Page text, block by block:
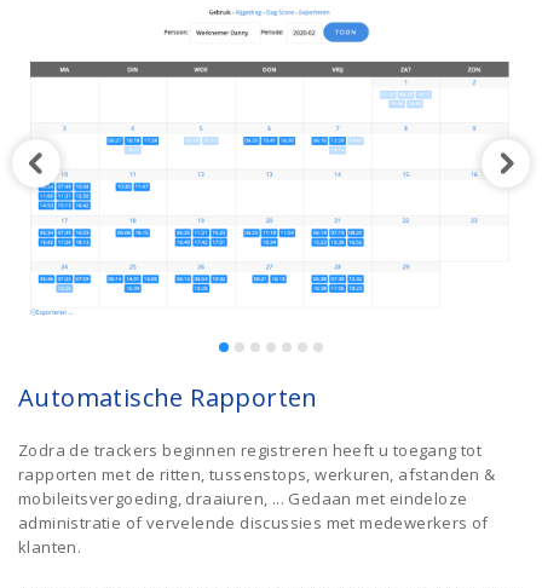
Automatische Rapporten
Zodra de trackers beginnen registreren heeft u toegang tot
rapporten met de ritten, tussenstops, werkuren, afstanden &
mobileitsvergoeding, draaiuren, ... Gedaan met eindeloze
administratie of vervelende discussies met medewerkers of
klanten.
Vorige afbeelding